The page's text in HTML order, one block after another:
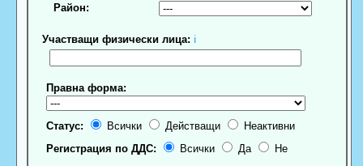
Район:
Участващи физически лица: ℹ
Правна форма:
Статус: Всички Действащи
Неактивни
Регистрация по ДДС:
Всички Да Не